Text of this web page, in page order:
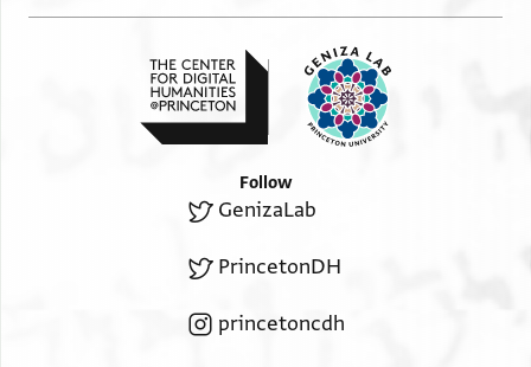
Follow
GenizaLab
PrincetonDH
princetoncdh